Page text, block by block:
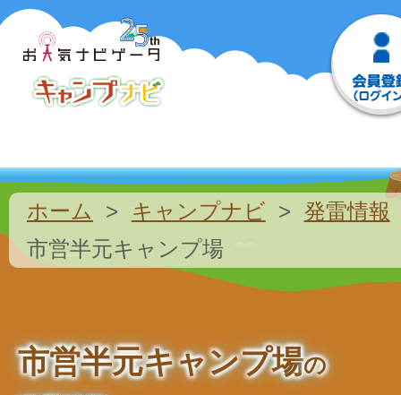
ホーム キャンプナビ
発雷情報
市営半元キャンプ場
市営半元キャンプ場の